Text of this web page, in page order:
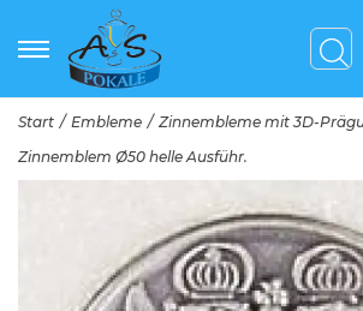
Start / Embleme / Zinnembleme mit 3D-
Zinnemblem Ø50 helle Ausführ.